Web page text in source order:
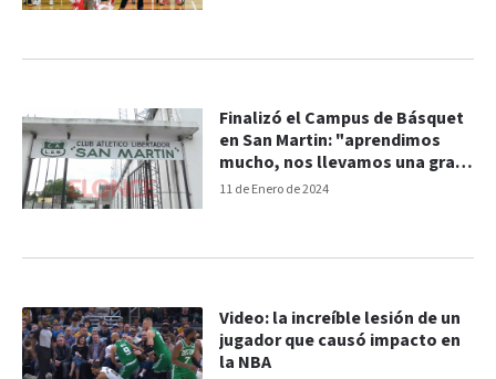
11 de Enero de 2024
Finalizó el Campus de Básquet
en San Martin: "aprendimos
mucho, nos llevamos una gran
experiencia"
Video: la increíble lesión de un
jugador que causó impacto en
la NBA